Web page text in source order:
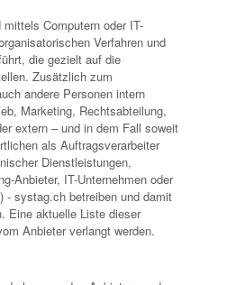
Computern oder IT-
Verfahren und
die gezielt auf die
Zusätzlich zum
andere Personen intern
Marketing, Rechtsabteilung,
extern – und in dem Fall soweit
als Auftragsverarbeiter
Dienstleistungen,
Anbieter, IT-Unternehmen oder
- systag.ch betreiben und damit
Eine aktuelle Liste dieser
Anbieter verlangt werden.